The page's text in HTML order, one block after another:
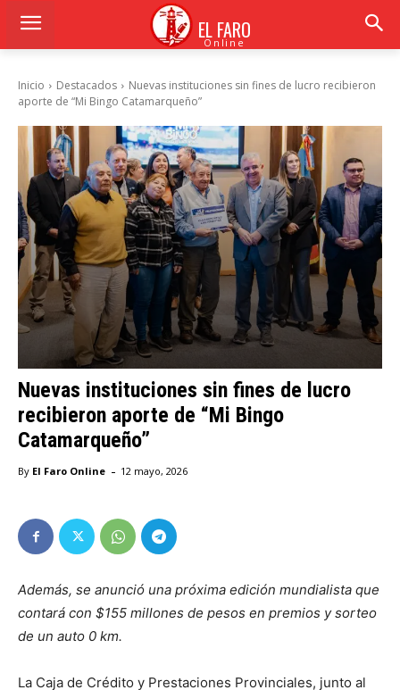
EL FARO
Online
Inicio Destacados
Nuevas instituciones sin fines de lucro recibieron
aporte de “Mi Bingo Catamarqueño”
Nuevas instituciones sin fines de lucro
recibieron aporte de “Mi Bingo
Catamarqueño”
By El Faro Online - 12 mayo, 2026
Además, se anunció una próxima edición mundialista que
contará con $155 millones de pesos en premios y sorteo
de un auto 0 km.
La Caja de Crédito y Prestaciones Provinciales, junto al